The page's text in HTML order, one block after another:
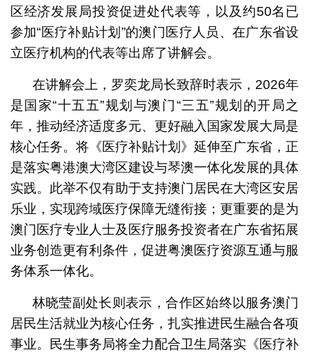
区经济发展局投资促进处代表等，以及约50名已
参加“医疗补贴计划”的澳门医疗人员、在广东省设
立医疗机构的代表等出席了讲解会。
在讲解会上，罗奕龙局长致辞时表示，2026年
是国家“十五五”规划与澳门“三五”规划的开局之
年，推动经济适度多元、更好融入国家发展大局是
核心任务。将《医疗补贴计划》延伸至广东省，正
是落实粤港澳大湾区建设与琴澳一体化发展的具体
实践。此举不仅有助于支持澳门居民在大湾区安居
乐业，实现跨域医疗保障无缝衔接；更重要的是为
澳门医疗专业人士及医疗服务投资者在广东省拓展
业务创造更有利条件，促进粤澳医疗资源互通与服
务体系一体化。
林晓莹副处长则表示，合作区始终以服务澳门
居民生活就业为核心任务，扎实推进民生融合各项
事业。民生事务局将全力配合卫生局落实《医疗补